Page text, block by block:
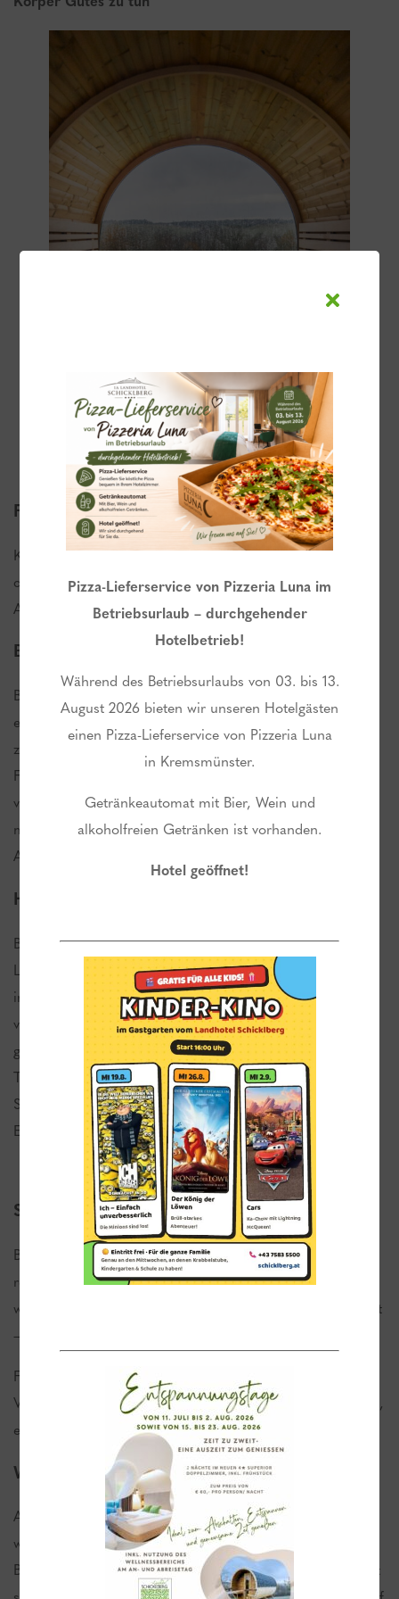
Finnsauna
Klassische Finnsauna mit einer Betriebstemperatur von
ca.100°C, mit Lüftung und Frischluftfenster ins Freie.
Automatisches Ampeleintrittssystem im Halbstundentakt.
Bio- & Infrarotsauna
Betriebstemperatur: 60°C. Infratorwärmebänke sorgen für
eine angenehme Wärmeentwicklung von hinten zusätzlich
zum Saunaofen von vorne. Während Sie in aller Ruhe die
Farblichttherapie genießen, kümmert sich die Technik
vollautomatisch (je nach Luftfeuchtigkeit) um den Aufguss
mit Kräuterextrakten. Das milde Raumklima lässt eine
Aufenthaltsdauer von über 20 Minuten pro Durchgang zu.
Höhlensauna – Saunagrotte
Betriebstemperatur: 55°C. Schonende Sauna mit niedriger
Luftfeuchtigkeit. Zur Regulierung der Luftfeuchtigkeit wird
in einem Tonbehälter ständig Wasser über dem Saunaofen
verdampft, dadurch entsteht ein über den ganzen Tag
gleichbleibendes Raumklima ohne Schwankung der
Temperatur und Luftfeuchtigkeit – kreislaufschwächere
Saunagänger finden immer ein optimales Raumklima vor.
Empfohlene Aufenthaltsdauer: 10 bis 20 Minuten.
Soledampfbad
Betriebstemperatur: 50°C bis 60°C. Der dichte Salznebel
regt nicht nur den Kreislauf an, sondern wirkt auch
wohltuend auf Atemwege und Haut. Hohe Luftfeuchtigkeit
– 10 bis 15 Minuten Aufenthaltsdauer pro Durchgang.
Für einen optimalen Wirkungsgrad lassen Sie nach dem
Verlassen der Kabine das Salz zuerst 10 Minuten einziehen,
erst dann abduschen.
Wärmebänke
Auf beheiztem Stein sitzend ist das wahlweise kalte oder
warme Sprudelerlebnis nur einen Knopfdruck entfernt.
Belebt nicht nur über die Füße den Körper, sondern eignet
Pizza-Lieferservice von Pizzeria Luna im
Betriebsurlaub – durchgehender
Hotelbetrieb!
Während des Betriebsurlaubs von 03. bis 13.
August 2026 bieten wir unseren Hotelgästen
einen Pizza-Lieferservice von Pizzeria Luna
in Kremsmünster.
Getränkeautomat mit Bier, Wein und
alkoholfreien Getränken ist vorhanden.
Hotel geöffnet!